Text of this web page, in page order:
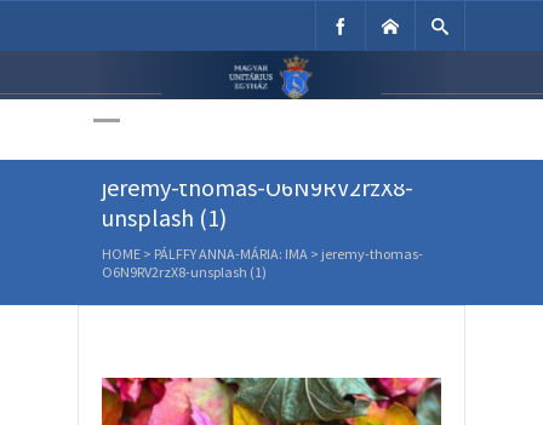
Unitárius Egyház
jeremy-thomas-O6N9RV2rzX8-
unsplash (1)
HOME > PÁLFFY ANNA-MÁRIA: IMA > jeremy-thomas-
O6N9RV2rzX8-unsplash (1)